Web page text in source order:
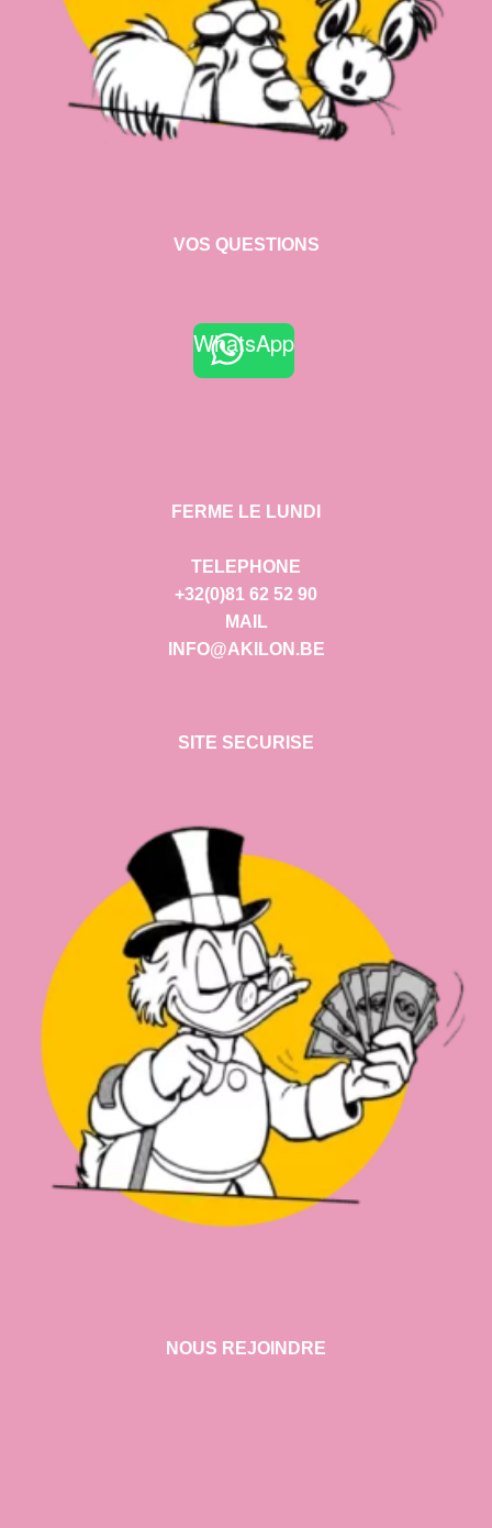
VOS QUESTIONS
WhatsApp
FERME LE LUNDI
TELEPHONE
+32(0)81 62 52 90
MAIL
INFO@AKILON.BE
SITE SECURISE
NOUS REJOINDRE